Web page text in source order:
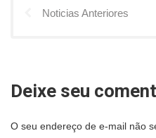
Noticias Anteriores
Deixe seu
O seu endereço de e-mail não